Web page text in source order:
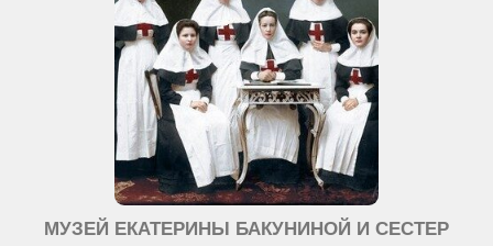
МУЗЕЙ ЕКАТЕРИНЫ БАКУНИНОЙ И СЕСТЕР